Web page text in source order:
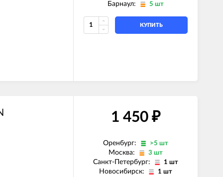
Барнаул: 5 шт
КУПИТЬ
1 450 ₽
Оренбург: >5 шт
Москва: 3 шт
Санкт-Петербург: 1 шт
Новосибирск: 1 шт